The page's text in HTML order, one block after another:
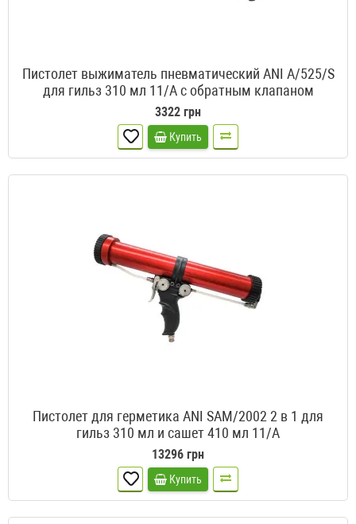
Пистолет выжиматель пневматический ANI A/525/S
для гильз 310 мл 11/A с обратным клапаном
3322 грн
Купить
Пистолет для герметика ANI SAM/2002 2 в 1 для
гильз 310 мл и сашет 410 мл 11/A
13296 грн
Купить